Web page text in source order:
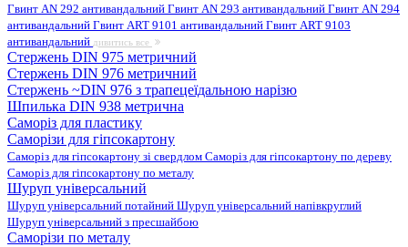
Гвинт AN 292 антивандальний Гвинт AN 293 антивандальний Гвинт AN 294
антивандальний Гвинт ART 9101 антивандальний Гвинт ART 9103
антивандальний дивитись все
Стержень DIN 975 метричний
Стержень DIN 976 метричний
Стержень ~DIN 976 з трапецеїдальною нарізю
Шпилька DIN 938 метрична
Саморіз для пластику
Саморізи для гіпсокартону
Саморіз для гіпсокартону зі свердлом Саморіз для гіпсокартону по дереву
Саморіз для гіпсокартону по металу
Шуруп універсальний
Шуруп універсальний потайний Шуруп універсальний напівкруглий
Шуруп універсальний з пресшайбою
Саморізи по металу